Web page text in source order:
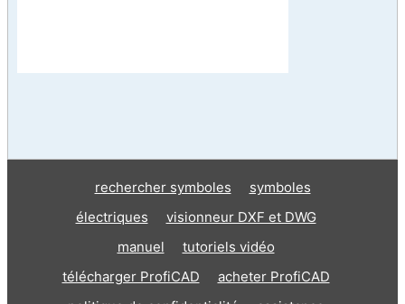
rechercher symboles
symboles
électriques
visionneur DXF et DWG
manuel
tutoriels vidéo
télécharger ProfiCAD
acheter ProfiCAD